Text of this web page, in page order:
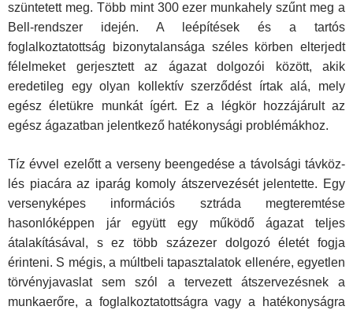
szüntetett meg. Több mint 300 ezer munkahely szűnt meg a
Bell-rendszer idején. A leépítések és a tartós
foglalkoztatottság bizonytalansága széles körben elterjedt
félelmeket ger­jesztett az ágazat dolgozói között, akik
eredetileg egy olyan kollektív szerződést írtak alá, mely
egész életükre munkát ígért. Ez a légkör hozzájárult az
egész ágazatban jelentkező hatékonysági problémákhoz.
Tíz évvel ezelőtt a verseny beengedése a távolsági távköz­
lés piacára az iparág komoly átszervezését jelentette. Egy
versenyképes információs sztráda megteremtése
hasonlókép­pen jár együtt egy működő ágazat teljes
átalakításával, s ez több százezer dolgozó életét fogja
érinteni. S mégis, a múlt­beli tapasztalatok ellenére, egyetlen
törvényjavaslat sem szól a tervezett átszervezésnek a
munkaerőre, a foglalkoztatott­ságra vagy a hatékonyságra